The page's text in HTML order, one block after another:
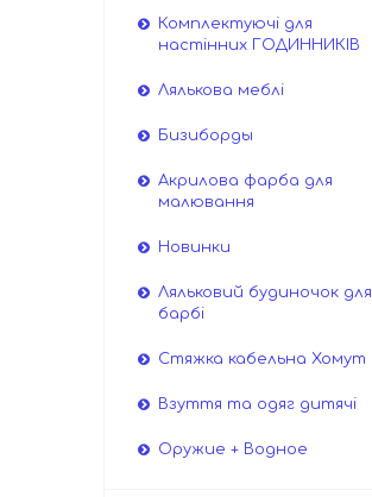
Комплектуючі для
настінних ГОДИННИКІВ
Лялькова меблі
Бизиборды
Акрилова фарба для
малювання
Новинки
Ляльковий будиночок для
барбі
Стяжка кабельна Хомут
Взуття та одяг дитячі
Оружие + Водное